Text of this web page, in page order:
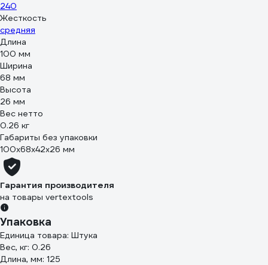
240
Жесткость
средняя
Длина
100 мм
Ширина
68 мм
Высота
26 мм
Вес нетто
0.26 кг
Габариты без упаковки
100х68х42х26 мм
Гарантия производителя
на товары vertextools
Упаковка
Единица товара: Штука
Вес, кг: 0.26
Длина, мм: 125